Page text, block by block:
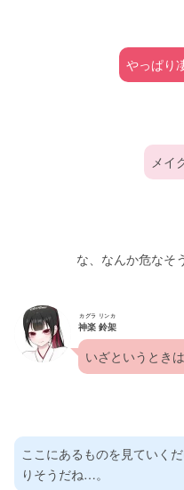
やっぱり
メイ
な、なんか危なそ
神楽 鈴架
カグラ リンカ
いざというとき
ここにあるものを見ていく
りそうだね…。